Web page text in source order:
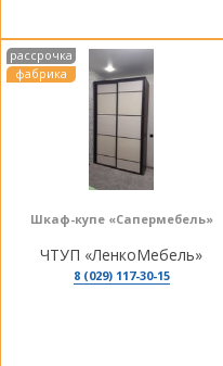
рассрочка
фабрика
Шкаф-купе «Сапермебель»
ЧТУП «ЛенкоМебель»
8 (029) 117-30-15